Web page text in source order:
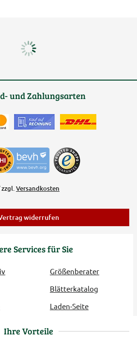
Services für Sie
Größenberater
Blätterkatalog
Laden-Seite
und Zahlungsarten
Versandkosten
widerrufen
Ihre Vorteile